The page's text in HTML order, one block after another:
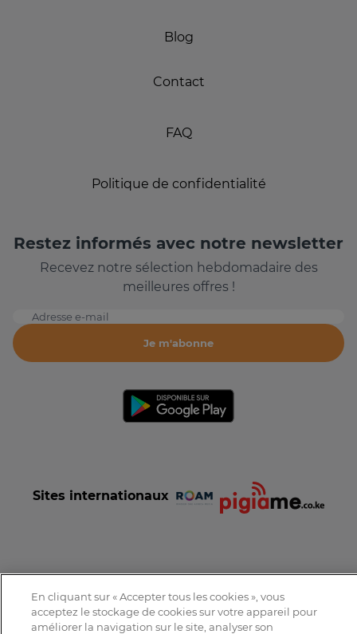
Blog
Contact
FAQ
Politique de confidentialité
Restez informés avec notre newsletter
Recevez notre sélection hebdomadaire des
meilleures offres !
Adresse e-mail
Je m'abonne
Sites internationaux
Conditions et Charte d'utilisation Politique de confidentialité
Tous droits réservés © 2016-2026 Expat-Dakar
En cliquant sur « Accepter tous les cookies », vous
acceptez le stockage de cookies sur votre appareil pour
améliorer la navigation sur le site, analyser son